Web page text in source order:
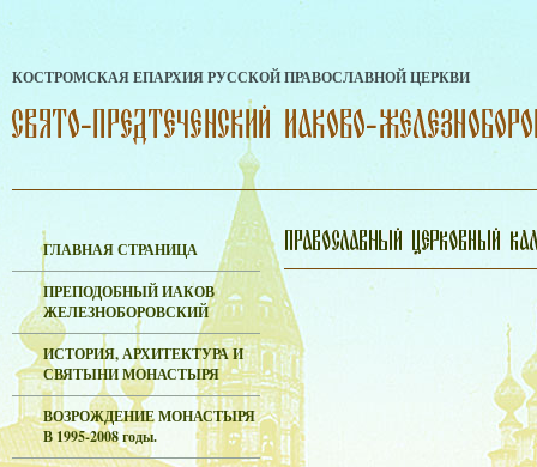
КОСТРОМСКАЯ ЕПАРХИЯ РУССКОЙ ПРАВОСЛАВНОЙ ЦЕРКВИ
ГЛАВНАЯ СТРАНИЦА
ПРЕПОДОБНЫЙ ИАКОВ
ЖЕЛЕЗНОБОРОВСКИЙ
ИСТОРИЯ, АРХИТЕКТУРА И
СВЯТЫНИ МОНАСТЫРЯ
ВОЗРОЖДЕНИЕ МОНАСТЫРЯ
В 1995-2008 годы.